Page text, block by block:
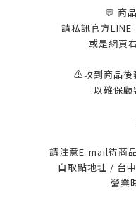
💬 商
請私訊官方
或是網頁
⚠️收到商品後
以確保顧
請注意E-mail待商
自取點地址 / 台
營業